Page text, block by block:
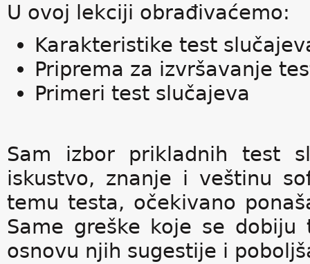
U ovoj lekciji obrađivaćemo:
Karakteristike test
Priprema za izvršavanje
Primeri test slučajeva
Sam izbor prikladnih test
iskustvo, znanje i veštinu
temu testa, očekivano
Same greške koje se
osnovu njih sugestije i